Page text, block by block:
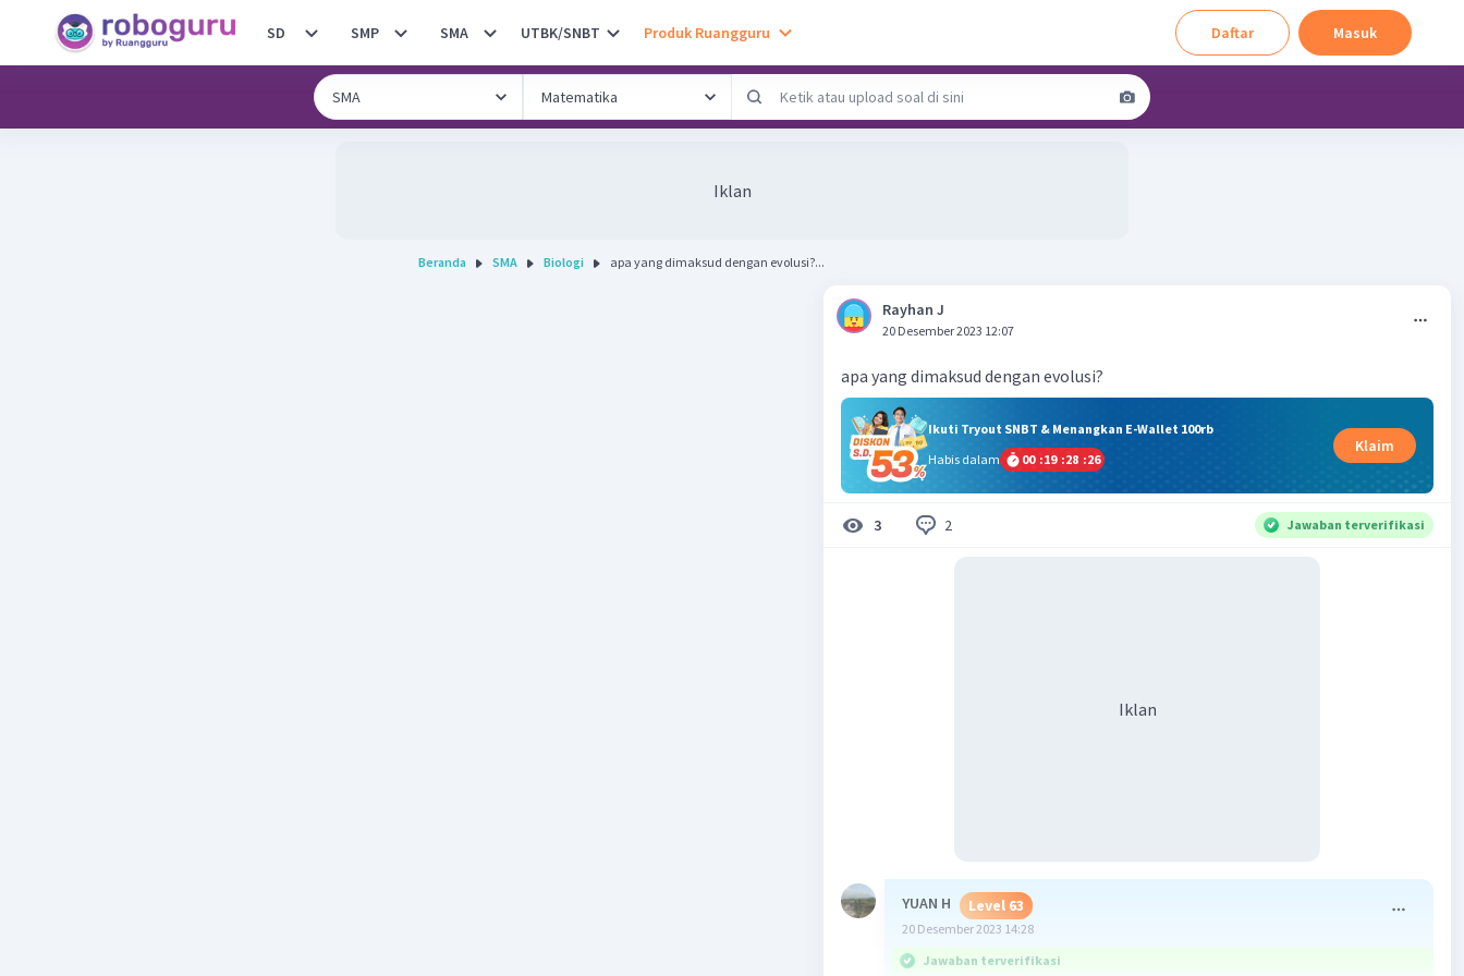
SD SMP SMA UTBK/SNBT Produk Ruangguru Daftar Masuk
Iklan
Beranda SMA Biologi apa yang dimaksud dengan evolusi?...
Rayhan J
20 Desember 2023 12:07
apa yang dimaksud dengan evolusi?
Ikuti Tryout SNBT & Menangkan E-Wallet 100rb
Habis dalam
00 :19 :28 :26
Klaim
3 2 Jawaban terverifikasi
Iklan
YUAN H Level 63
20 Desember 2023 14:28
Jawaban terverifikasi